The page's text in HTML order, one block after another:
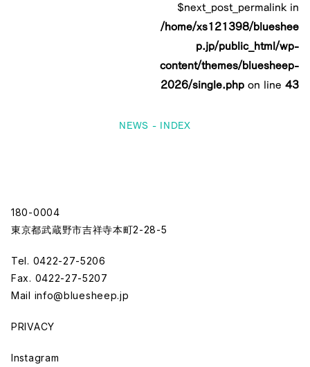
$next_post_permalink in
/home/xs121398/blueshee
p.jp/public_html/wp-
content/themes/bluesheep-
2026/single.php on line 43
NEWS - INDEX
180-0004
東京都武蔵野市吉祥寺本町2-28-5
Tel. 0422-27-5206
Fax. 0422-27-5207
Mail info@bluesheep.jp
PRIVACY
Instagram